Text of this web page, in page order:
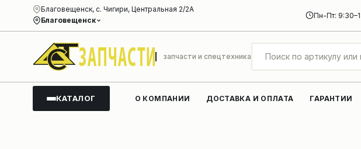
Благовещенск
Благовещенск, с. Чигири, Центральная 2/2А
Пн-Пт:
запчасти и спецтехника
КАТАЛОГ О КОМПАНИИ ДОСТАВКА И ОПЛАТА ГАРАНТИИ